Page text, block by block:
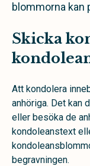
blommorna kan
Skicka
Att kondolera
anhöriga. Det kan
eller besöka de
kondoleanstext
begravningen.